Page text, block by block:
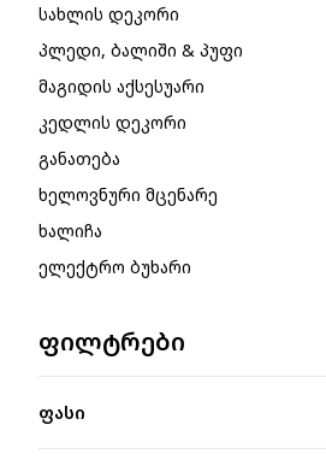
სახლის დეკორი
პლედი, ბალიში & პუფი
მაგიდის აქსესუარი
კედლის დეკორი
განათება
ხელოვნური მცენარე
ხალიჩა
ელექტრო ბუხარი
ფილტრები
ფასი